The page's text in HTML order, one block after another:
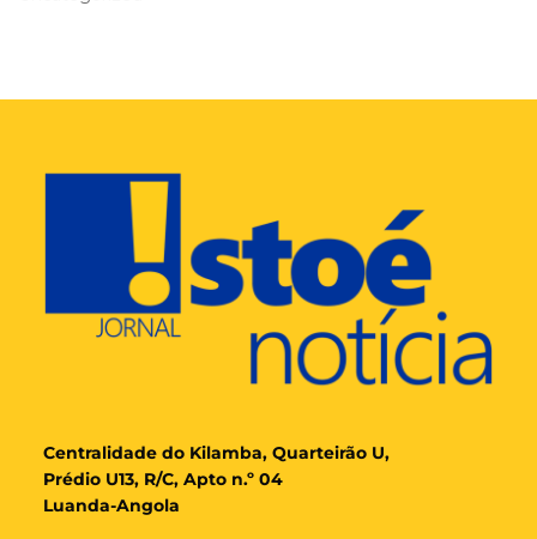
Centralidade do Kilamba, Quarteirão U,
Prédio U13, R/C, Apto n.º 04
Luanda-Angola